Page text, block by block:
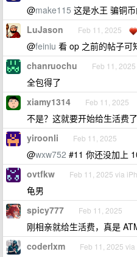
@make115 这是水王 骗铜
LuJason Feb 11, 2025
@feiniu 看 op 之前的帖子可
chanruochu Feb 11, 2025
全包得了
xiamy1314 Feb 11, 2025
不是？这就要开始给生活费
yiroonli Feb 11, 2025
@wxw752 #11 你还没加上
ovtfkw Feb 11, 2025 via
龟男
spicy777 Feb 11, 2025
刚相亲就给生活费，真是
coderlxm Feb 11, 2025